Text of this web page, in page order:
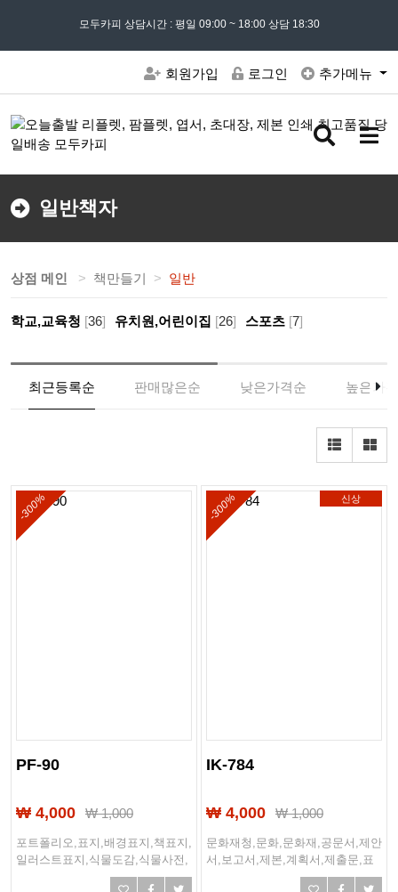
모든 문의는02) 302 - 7797및 ' 견적문의 ' 게시판을 이용해주세요
모두카피 상담시간 : 평일 09:00 ~ 18:00 상담 18:30
회원가입 로그인 추가메뉴
검
버
메
버
일반책자
상점 메인 책만들기 일반
학교,교육청 [36] 유치원,어린이집 [26] 스포츠 [7]
최근등록순 판매많은순 낮은가격순 높은가
-300%
PF-90
₩ 4,000 ₩1,000
포트폴리오,표지,배경표지,책표지,
일러스트표지,식물도감,식물사전,
개인문집,개인포트폴리오
신상
-300%
IK-784
₩ 4,000 ₩1,000
문화재청,문화,문화재,공문서,제안
서,보고서,제본,계획서,제출문,표
지디자인,사업계획서,디자인책,디